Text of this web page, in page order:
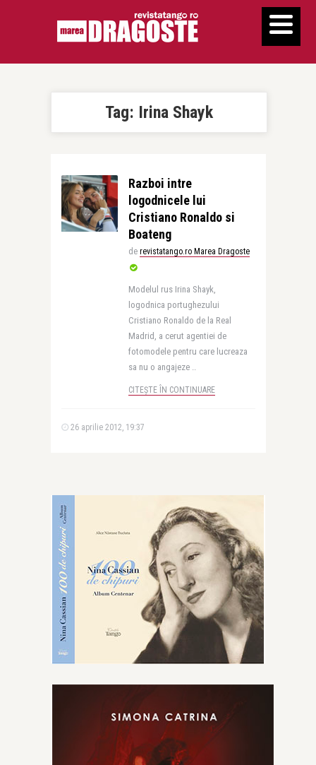
Tag: Irina Shayk
Razboi intre
logodnicele lui
Cristiano Ronaldo si
Boateng
de revistatango.ro Marea Dragoste
Modelul rus Irina Shayk,
logodnica portughezului
Cristiano Ronaldo de la Real
Madrid, a cerut agentiei de
fotomodele pentru care lucreaza
sa nu o angajeze ..
CITEȘTE ÎN CONTINUARE
26 aprilie 2012, 19:37